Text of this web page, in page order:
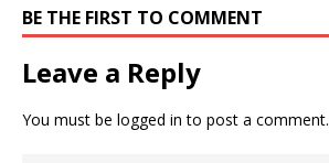
BE THE FIRST TO COMMENT
Leave a Reply
You must be logged in to post a comment.